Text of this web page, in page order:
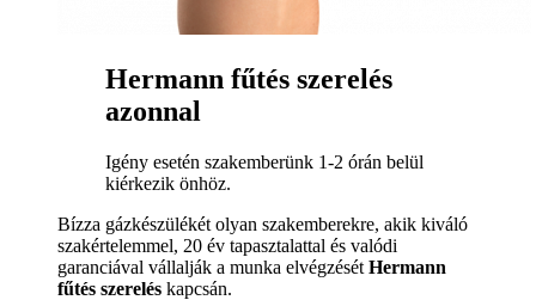
Hermann fűtés szerelés
azonnal
Igény esetén szakemberünk 1-2 órán belül
kiérkezik önhöz.
Bízza gázkészülékét olyan szakemberekre, akik kiváló
szakértelemmel, 20 év tapasztalattal és valódi
garanciával vállalják a munka elvégzését Hermann
fűtés szerelés kapcsán.